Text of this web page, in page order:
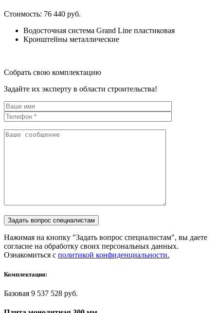
Стоимость: 76 440 руб.
Водосточная система Grand Line пластиковая
Кронштейны металлические
Собрать свою комплектацию
Задайте их эксперту в области строительства!
Нажимая на кнопку "Задать вопрос специалистам", вы даете
согласие на обработку своих персональных данных.
Ознакомиться с политикой конфиденциальности.
Комплектация:
Базовая 9 537 528 руб.